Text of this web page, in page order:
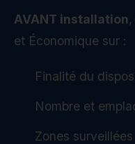
AVANT installation
et Économique sur :
Finalité du
Nombre et
Zones surveillées